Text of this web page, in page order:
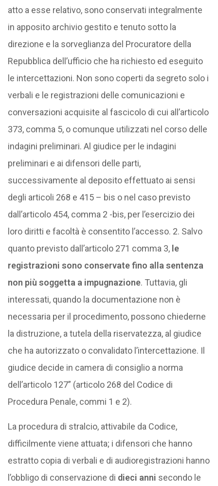
atto a esse relativo, sono conservati integralmente
in apposito archivio gestito e tenuto sotto la
direzione e la sorveglianza del Procuratore della
Repubblica dell’ufficio che ha richiesto ed eseguito
le intercettazioni. Non sono coperti da segreto solo i
verbali e le registrazioni delle comunicazioni e
conversazioni acquisite al fascicolo di cui all’articolo
373, comma 5, o comunque utilizzati nel corso delle
indagini preliminari. Al giudice per le indagini
preliminari e ai difensori delle parti,
successivamente al deposito effettuato ai sensi
degli articoli 268 e 415 – bis o nel caso previsto
dall’articolo 454, comma 2 -bis, per l’esercizio dei
loro diritti e facoltà è consentito l’accesso. 2. Salvo
quanto previsto dall’articolo 271 comma 3, le
registrazioni sono conservate fino alla sentenza
non più soggetta a impugnazione. Tuttavia, gli
interessati, quando la documentazione non è
necessaria per il procedimento, possono chiederne
la distruzione, a tutela della riservatezza, al giudice
che ha autorizzato o convalidato l’intercettazione. Il
giudice decide in camera di consiglio a norma
dell’articolo 127” (articolo 268 del Codice di
Procedura Penale, commi 1 e 2).
La procedura di stralcio, attivabile da Codice,
difficilmente viene attuata; i difensori che hanno
estratto copia di verbali e di audioregistrazioni hanno
l’obbligo di conservazione di dieci anni secondo le